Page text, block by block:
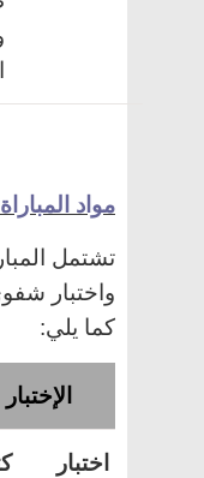
مواد
تشتمل
واختبار
كما يلي:
الإختبار
اختبار